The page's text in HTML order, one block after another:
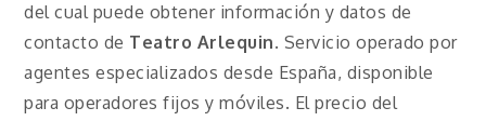
del cual puede obtener información y datos de
contacto de Teatro Arlequin. Servicio operado por
agentes especializados desde España, disponible
para operadores fijos y móviles. El precio del